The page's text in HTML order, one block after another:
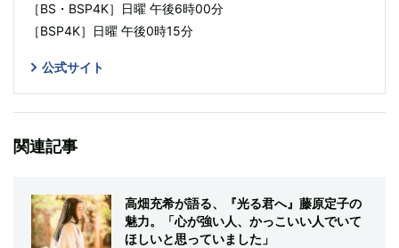
［BS・BSP4K］日曜 午後6時00分
［BSP4K］日曜 午後0時15分
公式サイト
関連記事
高畑充希が語る、『光る君へ』藤原定子の
魅力。「心が強い人、かっこいい人でいて
ほしいと思っていました」